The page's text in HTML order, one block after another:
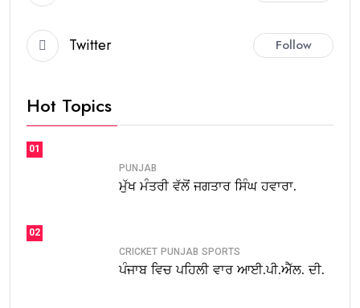
Twitter Follow
Hot Topics
01
PUNJAB
ਮੁੱਖ ਮੰਤਰੀ ਵੱਲੋਂ ਜਗਤਾਰ ਸਿੰਘ ਹਵਾਰਾ.
02
CRICKET PUNJAB SPORTS
ਪੰਜਾਬ ਵਿਚ ਪਹਿਲੀ ਵਾਰ ਆਈ.ਪੀ.ਐੱਲ. ਦੀ.